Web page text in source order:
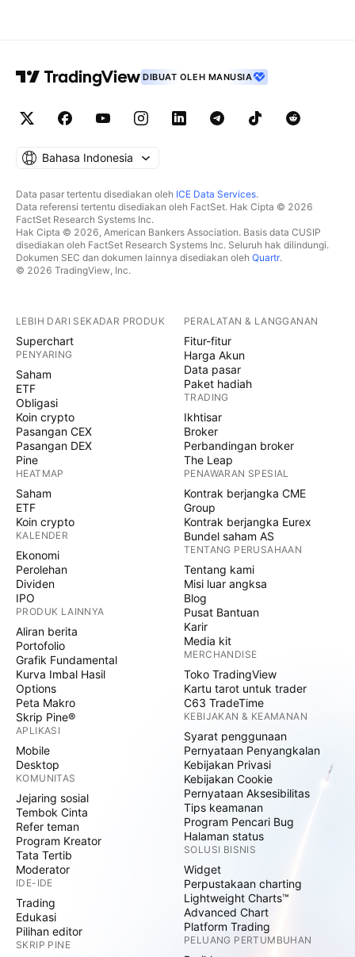
DIBUAT OLEH MANUSIA
Bahasa Indonesia
Data pasar tertentu disediakan oleh ICE Data Services.
Data referensi tertentu disediakan oleh FactSet. Hak Cipta © 2026
FactSet Research Systems Inc.
Hak Cipta © 2026, American Bankers Association. Basis data CUSIP
disediakan oleh FactSet Research Systems Inc. Seluruh hak dilindungi.
Dokumen SEC dan dokumen lainnya disediakan oleh Quartr.
© 2026 TradingView, Inc.
LEBIH DARI SEKADAR PRODUK
Superchart
PENYARING
Saham
ETF
Obligasi
Koin crypto
Pasangan CEX
Pasangan DEX
Pine
HEATMAP
Saham
ETF
Koin crypto
KALENDER
Ekonomi
Perolehan
Dividen
IPO
PRODUK LAINNYA
Aliran berita
Portofolio
Grafik Fundamental
Kurva Imbal Hasil
Options
Peta Makro
Skrip Pine®
APLIKASI
Mobile
Desktop
KOMUNITAS
Jejaring sosial
Tembok Cinta
Refer teman
Program Kreator
Tata Tertib
Moderator
IDE-IDE
Trading
Edukasi
Pilihan editor
SKRIP PINE
PERALATAN & LANGGANAN
Fitur-fitur
Harga Akun
Data pasar
Paket hadiah
TRADING
Ikhtisar
Broker
Perbandingan broker
The Leap
PENAWARAN SPESIAL
Kontrak berjangka CME
Group
Kontrak berjangka Eurex
Bundel saham AS
TENTANG PERUSAHAAN
Tentang kami
Misi luar angksa
Blog
Pusat Bantuan
Karir
Media kit
MERCHANDISE
Toko TradingView
Kartu tarot untuk trader
C63 TradeTime
KEBIJAKAN & KEAMANAN
Syarat penggunaan
Pernyataan Penyangkalan
Kebijakan Privasi
Kebijakan Cookie
Pernyataan Aksesibilitas
Tips keamanan
Program Pencari Bug
Halaman status
SOLUSI BISNIS
Widget
Perpustakaan charting
Lightweight Charts™
Advanced Chart
Platform Trading
PELUANG PERTUMBUHAN